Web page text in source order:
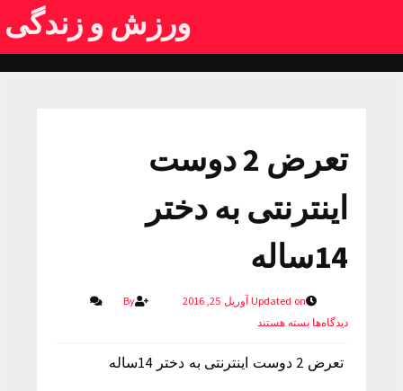
ورزش و زندگی
تعرض 2 دوست
اینترنتی به دختر
14ساله
Updated on آوریل 25, 2016
By
دیدگاه‌هابسته هستند
تعرض 2 دوست اینترنتی به دختر 14ساله